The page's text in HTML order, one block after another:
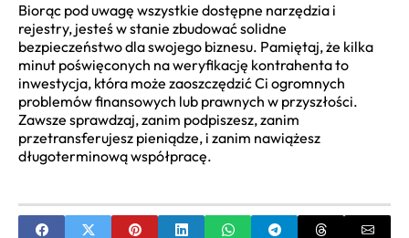
Biorąc pod uwagę wszystkie dostępne narzędzia i
rejestry, jesteś w stanie zbudować solidne
bezpieczeństwo dla swojego biznesu. Pamiętaj, że kilka
minut poświęconych na weryfikację kontrahenta to
inwestycja, która może zaoszczędzić Ci ogromnych
problemów finansowych lub prawnych w przyszłości.
Zawsze sprawdzaj, zanim podpiszesz, zanim
przetransferujesz pieniądze, i zanim nawiążesz
długoterminową współpracę.